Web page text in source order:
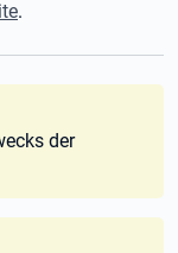
.
der